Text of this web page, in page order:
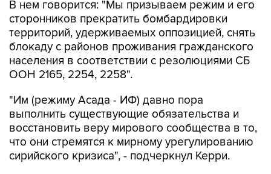
В нем говорится: "Мы призываем режим и его
сторонников прекратить бомбардировки
территорий, удерживаемых оппозицией, снять
блокаду с районов проживания гражданского
населения в соответствии с резолюциями СБ
ООН 2165, 2254, 2258".
"Им (режиму Асада - ИФ) давно пора
выполнить существующие обязательства и
восстановить веру мирового сообщества в то,
что они стремятся к мирному урегулированию
сирийского кризиса", - подчеркнул Керри.